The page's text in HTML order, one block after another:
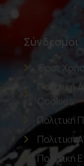
Σύνδεσμοι
Όροι
Cookies
Πολιτική
Πολιτική
Πολιτική